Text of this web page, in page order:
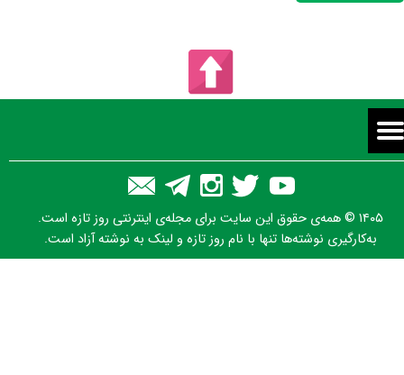
۱۴۰۵ © همه‌ی حقوق این سایت برای مجله‌ی اینترنتی روز تازه است.
به‌کارگیری نوشته‌ها تنها با نام روز تازه و لینک به نوشته آزاد است.